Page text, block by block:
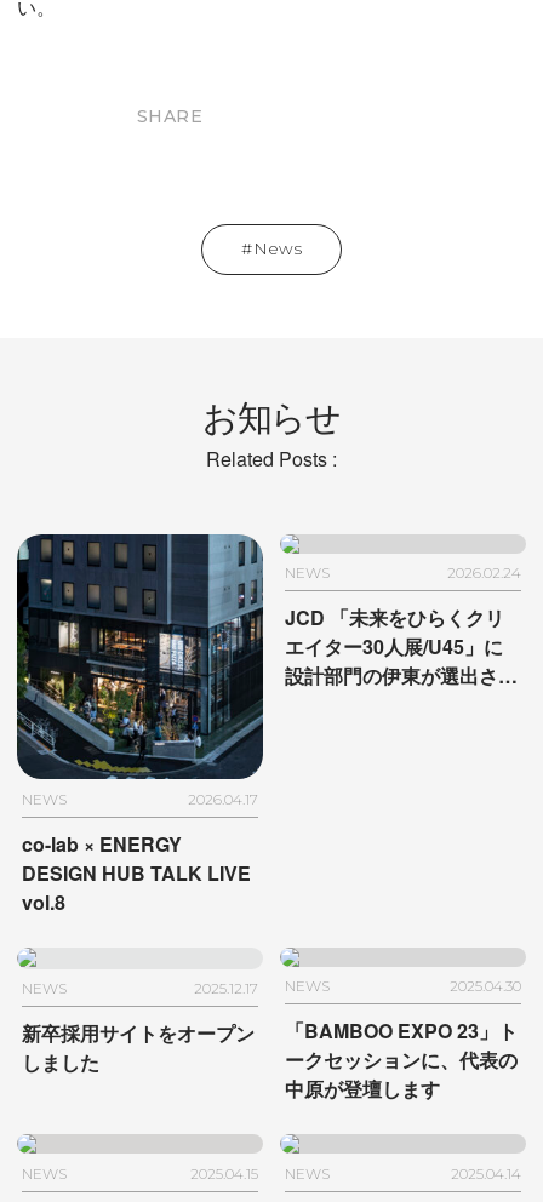
い。
SHARE
News
お知らせ
Related Posts :
NEWS 2026.04.17
co-lab × ENERGY
DESIGN HUB TALK LIVE
vol.8
NEWS 2026.02.24
JCD 「未来をひらくクリ
エイター30人展/U45」 に
設計部門の伊東が選出され
NEWS 2025.12.17
新卒採用サイトをオープン
しました
NEWS 2025.04.30
「BAMBOO EXPO 23」ト
ークセッションに、代表の
中原が登壇します
NEWS 2025.04.15 NEWS 2025.04.14